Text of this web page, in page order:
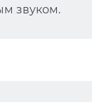
звуком.